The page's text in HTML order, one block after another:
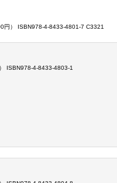
円） ISBN978-4-8433-4801-7 C3321
ISBN978-4-8433-4803-1
国
修
法
典